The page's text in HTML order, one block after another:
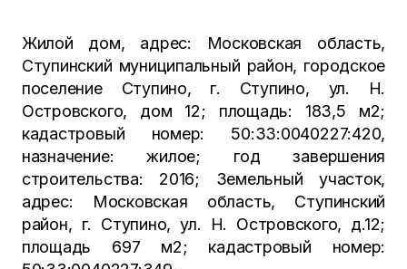
Жилой дом, адрес: Московская область,
Ступинский муниципальный район, городское
поселение Ступино, г. Ступино, ул. Н.
Островского, дом 12; площадь: 183,5 м2;
кадастровый номер: 50:33:0040227:420,
назначение: жилое; год завершения
строительства: 2016; Земельный участок,
адрес: Московская область, Ступинский
район, г. Ступино, ул. Н. Островского, д.12;
площадь 697 м2; кадастровый номер: